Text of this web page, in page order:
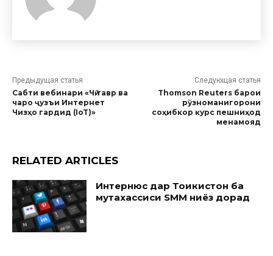
Предыдущая статья
Cабти вебинари «Чӣ тавр ва
чаро ҷузъи Интернет
Чизҳо гардид (IoT)»
Следующая статья
Thomson Reuters барои
рӯзноманигорони
соҳибкор курс пешниҳод
менамояд
RELATED ARTICLES
Интернюс дар Тоҷикистон ба
мутахассиси SMM ниёз дорад